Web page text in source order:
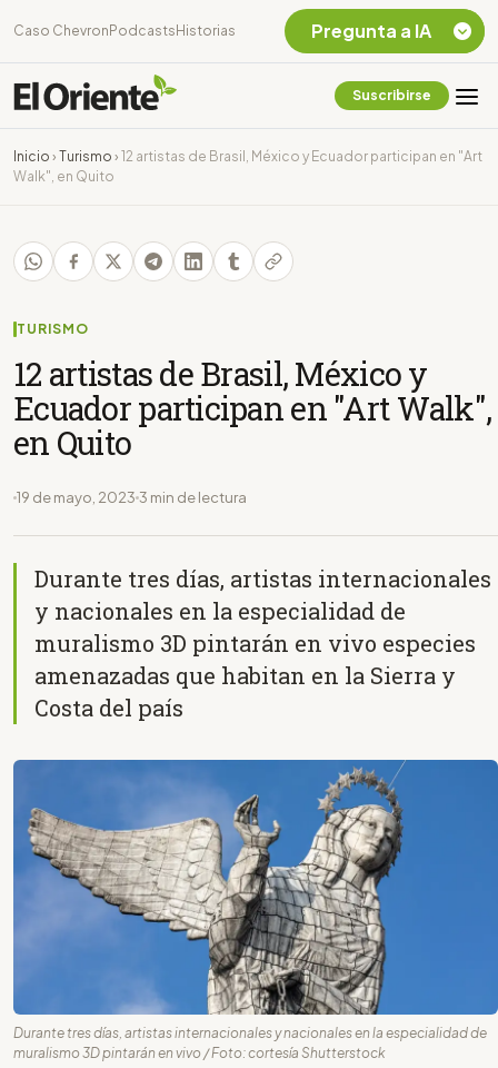
Caso Chevron Podcasts Historias
Suscribirse
Inicio › Turismo › 12 artistas de Brasil, México y Ecuador participan en "Art
Walk", en Quito
TURISMO
12 artistas de Brasil, México y
Ecuador participan en "Art Walk",
en Quito
19 de mayo, 2023 3 min de lectura
Durante tres días, artistas internacionales
y nacionales en la especialidad de
muralismo 3D pintarán en vivo especies
amenazadas que habitan en la Sierra y
Costa del país
Durante tres días, artistas internacionales y nacionales en la especialidad de
muralismo 3D pintarán en vivo / Foto: cortesía Shutterstock
Pregunta a IA
Chevron Ecuador